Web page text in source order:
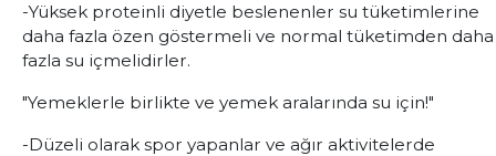
-Yüksek proteinli diyetle beslenenler su tüketimlerine
daha fazla özen göstermeli ve normal tüketimden daha
fazla su içmelidirler.
"Yemeklerle birlikte ve yemek aralarında su için!"
-Düzeli olarak spor yapanlar ve ağır aktivitelerde